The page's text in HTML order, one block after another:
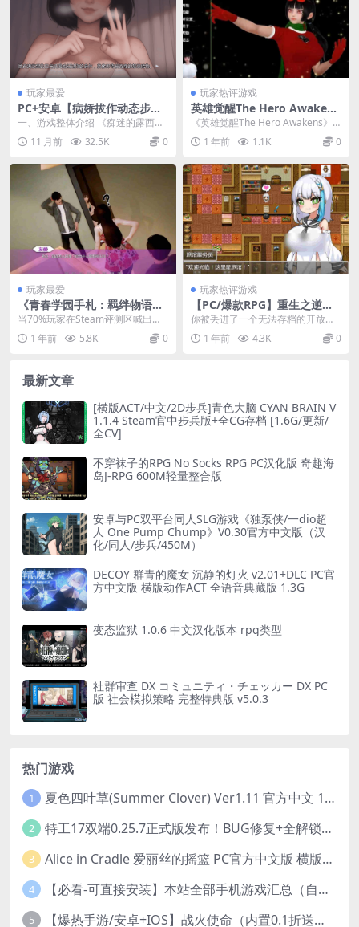
玩家最爱
PC+安卓【病娇拔作动态步兵S
LG】痴迷的露西~内嵌汉化动
一、游戏整体介绍 《痴迷的露西》
是一款专为 PC 与安卓双平台打造
的病娇题材 S...
11 月前 32.5K 0
玩家热评游戏
英雄觉醒The Hero Awakens
v0.6a汉化版：高自由度沙盒S
《英雄觉醒The Hero Awakens》v
0.6a汉化版以3.9G的精良体量...
1 年前 1.1K 0
玩家最爱
《青春学园手札：羁绊物语》
WaifuAcademy v0.11安卓直
装版｜全年龄向｜多线剧情｜
内置简中｜骁龙450畅玩
当70%玩家在Steam评测区喊出
「这比我大学生活精彩十倍」时，
你就该知道《青春...
1 年前 5.8K 0
玩家热评游戏
【PC/爆款RPG】重生之逆转
命运线：沉浸式开放世界RPG
官方中文版[全动态/1.2G]
你被丢进了一个无法存档的开放世
界。眼前每一个NPC都藏着支线剧
情，但这次，你的「...
1 年前 4.3K 0
最新文章
[横版ACT/中文/2D步兵]青色大脑 CYAN BRAIN V
1.1.4 Steam官中步兵版+全CG存档 [1.6G/更新/
全CV]
不穿袜子的RPG No Socks RPG PC汉化版 奇趣海
岛J-RPG 600M轻量整合版
安卓与PC双平台同人SLG游戏《独泵侠/一dio超
人 One Pump Chump》V0.30官方中文版（汉
化/同人/步兵/450M）
DECOY 群青的魔女 沉静的灯火 v2.01+DLC PC官
方中文版 横版动作ACT 全语音典藏版 1.3G
变态监狱 1.0.6 中文汉化版本 rpg类型
社群审查 DX コミュニティ・チェッカー DX PC
版 社会模拟策略 完整特典版 v5.0.3
热门游戏
1 夏色四叶草(Summer Clover) Ver1.11 官方中文 1+4.35G 全CG 有CV 百度盘版本
2 特工17双端0.25.7正式版发布！BUG修复+全解锁存档+赞助码合集（安卓/PC/中文/动态）
3 Alice in Cradle 爱丽丝的摇篮 PC官方中文版 横版动作ACT 手绘幻想风 v0.29g 完整体验版
4 【必看-可直接安装】本站全部手机游戏汇总（自带修改器MOD）
5 【爆热手游/安卓+IOS】战火使命（内置0.1折送可触碰战姬）[中文/美女养成/整合兑换码/双端互通/更新]（公测）